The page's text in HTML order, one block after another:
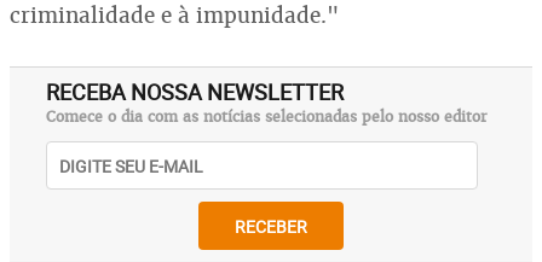
criminalidade e à impunidade."
RECEBA NOSSA NEWSLETTER
Comece o dia com as notícias selecionadas pelo nosso editor
RECEBER